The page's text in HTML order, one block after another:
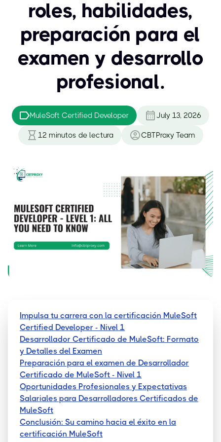
roles, habilidades,
preparación para el
examen y desarrollo
profesional.
MuleSoft Certified Developer July 13, 2026
12 minutos de lectura CBTProxy Team
Impulsa tu carrera con la certificación MuleSoft
Certified Developer - Nivel 1
Desarrollador Certificado de MuleSoft: Formato
y Detalles del Examen
Preparación para el examen de Desarrollador
Certificado de MuleSoft - Nivel 1
Oportunidades Profesionales y Expectativas
Salariales para Desarrolladores Certificados de
MuleSoft
Conclusión: Su camino hacia el éxito en la
certificación MuleSoft